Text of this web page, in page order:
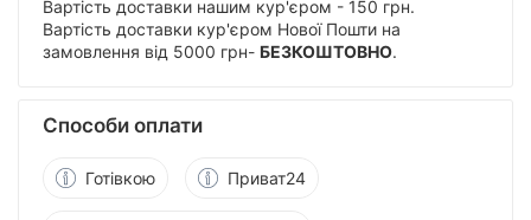
Вартість доставки нашим кур'єром - 150 грн.
Вартість доставки кур'єром Нової Пошти на
замовлення від 5000 грн- БЕЗКОШТОВНО.
Способи оплати
Готівкою Приват24